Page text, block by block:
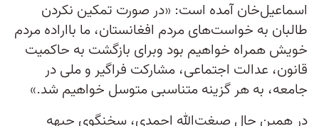
اسماعیل‌خان آمده است: «در صورت تمکین نکردن
طالبان به خواست‌های مردم افغانستان، ما بااراده مردم
خویش همراه خواهیم بود وبرای بازگشت به حاکمیت
قانون، عدالت اجتماعی، مشارکت فراگیر و ملی در
جامعه، به هر گزینه متناسبی متوسل خواهیم شد.»
در همین حال صبغت‌الله احمدی، سخنگوی جبهه